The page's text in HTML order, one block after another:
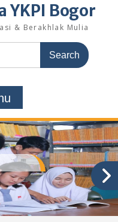
YKPI Bogor
& Berakhlak Mulia